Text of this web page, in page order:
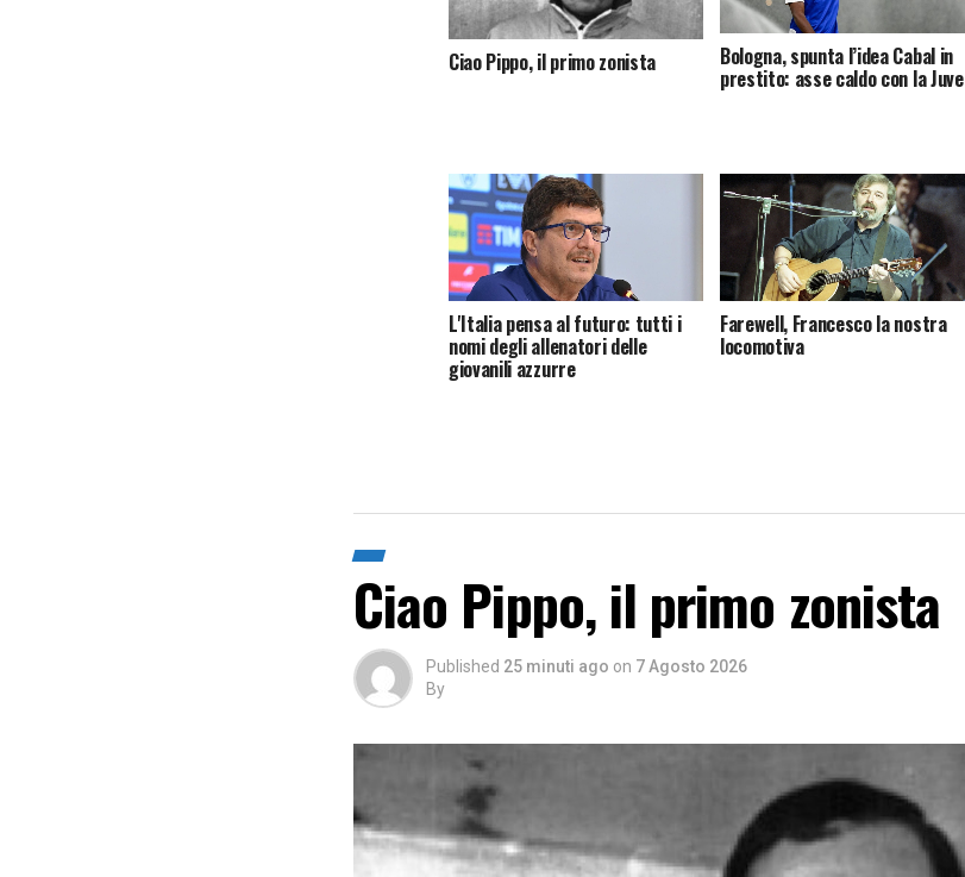
Ciao Pippo, il primo zonista Bologna, spunta l’idea Cabal in
prestito: asse caldo con la Juve
L'Italia pensa al futuro: tutti i
nomi degli allenatori delle
giovanili azzurre
Farewell, Francesco la nostra
locomotiva
Ciao Pippo, il primo zonista
Published 25 minuti ago on 7 Agosto 2026
By